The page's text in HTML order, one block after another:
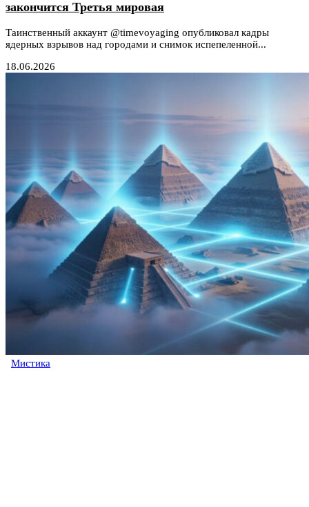
закончится Третья мировая
Таинственный аккаунт @timevoyaging опубликовал кадры
ядерных взрывов над городами и снимок испепеленной...
18.06.2026
Мистика